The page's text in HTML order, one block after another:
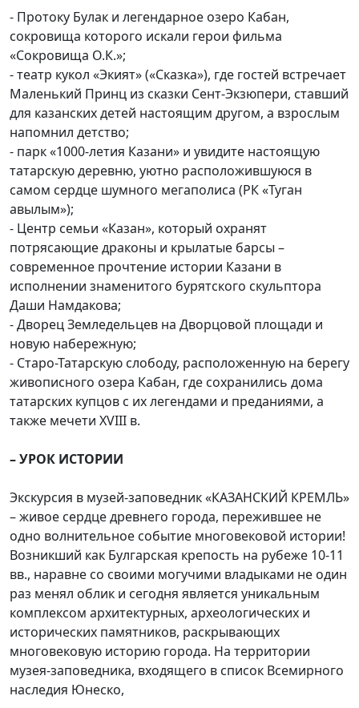
- Протоку Булак и легендарное озеро Кабан,
сокровища которого искали герои фильма
«Сокровища О.К.»;
- театр кукол «Экият» («Сказка»), где гостей встречает
Маленький Принц из сказки Сент-Экзюпери, ставший
для казанских детей настоящим другом, а взрослым
напомнил детство;
- парк «1000-летия Казани» и увидите настоящую
татарскую деревню, уютно расположившуюся в
самом сердце шумного мегаполиса (РК «Туган
авылым»);
- Центр семьи «Казан», который охранят
потрясающие драконы и крылатые барсы –
современное прочтение истории Казани в
исполнении знаменитого бурятского скульптора
Даши Намдакова;
- Дворец Земледельцев на Дворцовой площади и
новую набережную;
- Старо-Татарскую слободу, расположенную на берегу
живописного озера Кабан, где сохранились дома
татарских купцов с их легендами и преданиями, а
также мечети XVIII в.
– УРОК ИСТОРИИ
Экскурсия в музей-заповедник «КАЗАНСКИЙ КРЕМЛЬ»
– живое сердце древнего города, пережившее не
одно волнительное событие многовековой истории!
Возникший как Булгарская крепость на рубеже 10-11
вв., наравне со своими могучими владыками не один
раз менял облик и сегодня является уникальным
комплексом архитектурных, археологических и
исторических памятников, раскрывающих
многовековую историю города. На территории
музея-заповедника, входящего в список Всемирного
наследия Юнеско,